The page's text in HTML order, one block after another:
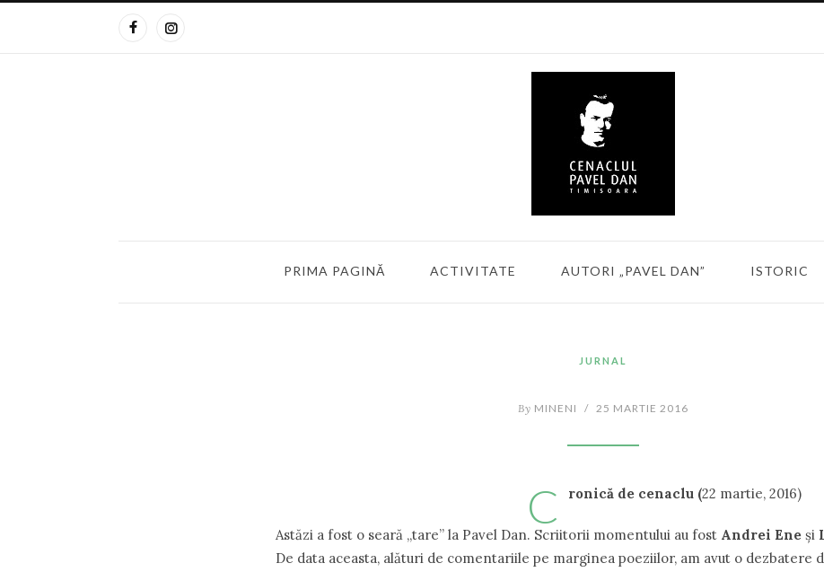
PRIMA PAGINĂ ACTIVITATE AUTORI „PAVEL DAN” ISTORIC
JURNAL
By MINENI / 25 MARTIE 2016
C ronică de cenaclu (22 martie, 2016)
Astăzi a fost o seară ,,tare” la Pavel Dan. Scriitorii momentului au fost Andrei Ene și
De data aceasta, alături de comentariile pe marginea poeziilor, am avut o dezbatere